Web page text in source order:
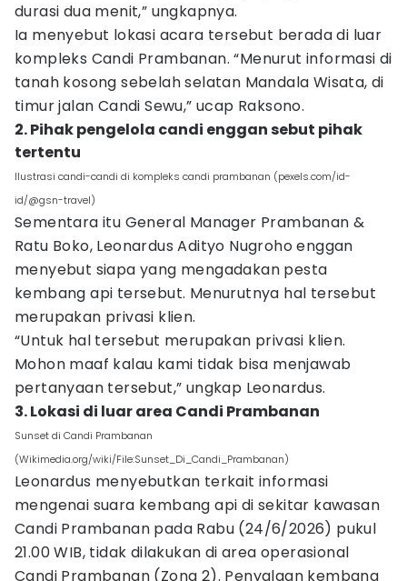
durasi dua menit,” ungkapnya.
Ia menyebut lokasi acara tersebut berada di luar
kompleks Candi Prambanan. “Menurut informasi di
tanah kosong sebelah selatan Mandala Wisata, di
timur jalan Candi Sewu,” ucap Raksono.
2. Pihak pengelola candi enggan sebut pihak
tertentu
Ilustrasi candi-candi di kompleks candi prambanan (pexels.com/id-
id/@gsn-travel)
Sementara itu General Manager Prambanan &
Ratu Boko, Leonardus Adityo Nugroho enggan
menyebut siapa yang mengadakan pesta
kembang api tersebut. Menurutnya hal tersebut
merupakan privasi klien.
“Untuk hal tersebut merupakan privasi klien.
Mohon maaf kalau kami tidak bisa menjawab
pertanyaan tersebut,” ungkap Leonardus.
3. Lokasi di luar area Candi Prambanan
Sunset di Candi Prambanan
(Wikimedia.org/wiki/File:Sunset_Di_Candi_Prambanan)
Leonardus menyebutkan terkait informasi
mengenai suara kembang api di sekitar kawasan
Candi Prambanan pada Rabu (24/6/2026) pukul
21.00 WIB, tidak dilakukan di area operasional
Candi Prambanan (Zona 2). Penyalaan kembang